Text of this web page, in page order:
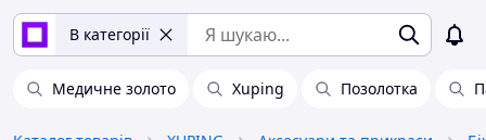
В категорії
Медичне золото Xuping Позолотка